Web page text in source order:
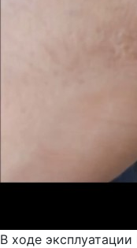
В ходе